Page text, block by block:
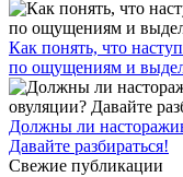
Как понять, что
по ощущениям и
Должны ли
Давайте разбираться!
Свежие публикации